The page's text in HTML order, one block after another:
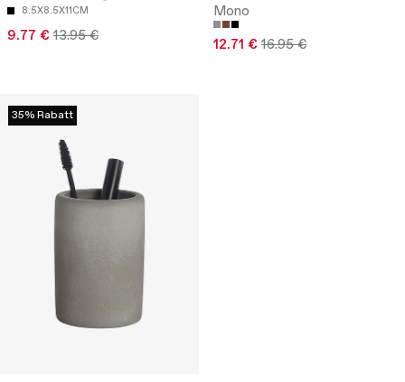
8.5X8.5X11CM
9.77 € 13.95 €
Mono
12.71 € 16.95 €
35% Rabatt